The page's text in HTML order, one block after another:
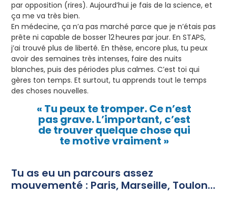
par opposition (rires). Aujourd’hui je fais de la science, et
ça me va très bien.
En médecine, ça n’a pas marché parce que je n’étais pas
prête ni capable de bosser 12 heures par jour. En STAPS,
j’ai trouvé plus de liberté. En thèse, encore plus, tu peux
avoir des semaines très intenses, faire des nuits
blanches, puis des périodes plus calmes. C’est toi qui
gères ton temps. Et surtout, tu apprends tout le temps
des choses nouvelles.
« Tu peux te tromper. Ce n’est
pas grave. L’important, c’est
de trouver quelque chose qui
te motive vraiment »
Tu as eu un parcours assez
mouvementé : Paris, Marseille, Toulon…